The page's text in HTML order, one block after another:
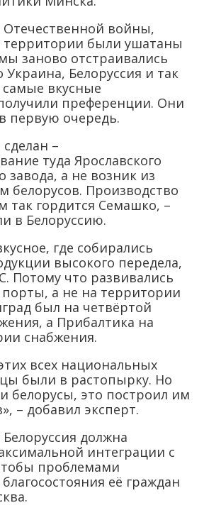
Отечественной войны,
территории были ушатаны
заново отстраивались
Белоруссия и так
самые вкусные
преференции. Они
первую очередь.
–
туда Ярославского
завода, а не возник из
белорусов. Производство
так гордится Семашко, –
в Белоруссию.
где собирались
высокого передела,
Потому что развивались
а не на территории
был на четвёртой
а Прибалтика на
снабжения.
всех национальных
были в растопырку. Но
белорусы, это построил им
– добавил эксперт.
должна
интеграции с
проблемами
её граждан